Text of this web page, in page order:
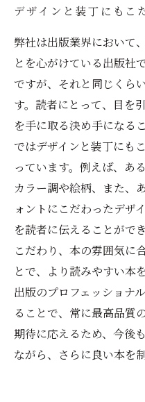
デザインと装丁にもこ
弊社は出版業界において
とを心がけている出版社
ですが、それと同じくら
す。読者にとって、目を
を手に取る決め手になる
ではデザインと装丁にも
っています。例えば、あ
カラー調や絵柄、また、
ォントにこだわったデザ
を読者に伝えることがで
こだわり、本の雰囲気に
とで、より読みやすい本
出版のプロフェッショナ
ることで、常に最高品質
期待に応えるため、今後
ながら、さらに良い本を